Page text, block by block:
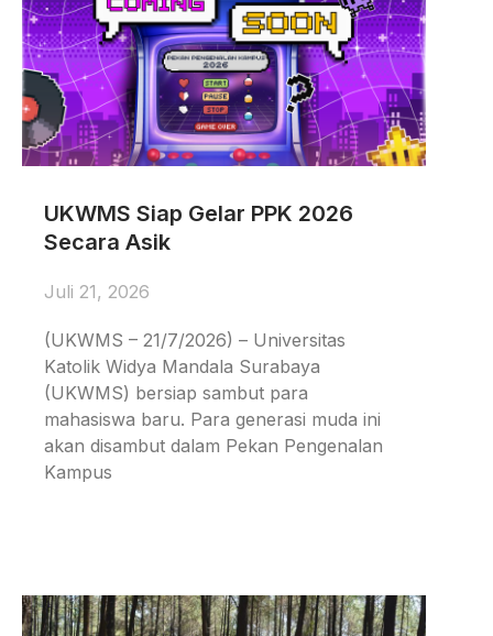
UKWMS Siap Gelar PPK 2026
Secara Asik
Juli 21, 2026
(UKWMS – 21/7/2026) – Universitas
Katolik Widya Mandala Surabaya
(UKWMS) bersiap sambut para
mahasiswa baru. Para generasi muda ini
akan disambut dalam Pekan Pengenalan
Kampus